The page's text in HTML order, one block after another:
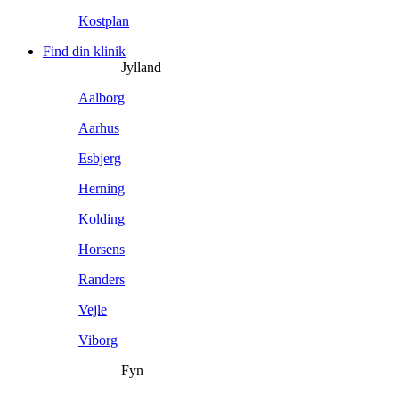
Kostplan
Find din klinik
Jylland
Aalborg
Aarhus
Esbjerg
Herning
Kolding
Horsens
Randers
Vejle
Viborg
Fyn